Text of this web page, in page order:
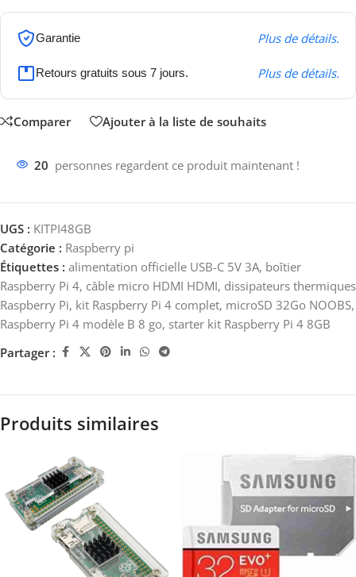
Garantie Plus de détails.
Retours gratuits sous 7 jours. Plus de détails.
Comparer Ajouter à la liste de souhaits
20 personnes regardent ce produit maintenant !
UGS : KITPI48GB
Catégorie : Raspberry pi
Étiquettes : alimentation officielle USB-C 5V 3A, boîtier
Raspberry Pi 4, câble micro HDMI HDMI, dissipateurs thermiques
Raspberry Pi, kit Raspberry Pi 4 complet, microSD 32Go NOOBS,
Raspberry Pi 4 modèle B 8 go, starter kit Raspberry Pi 4 8GB
Partager :
Produits similaires